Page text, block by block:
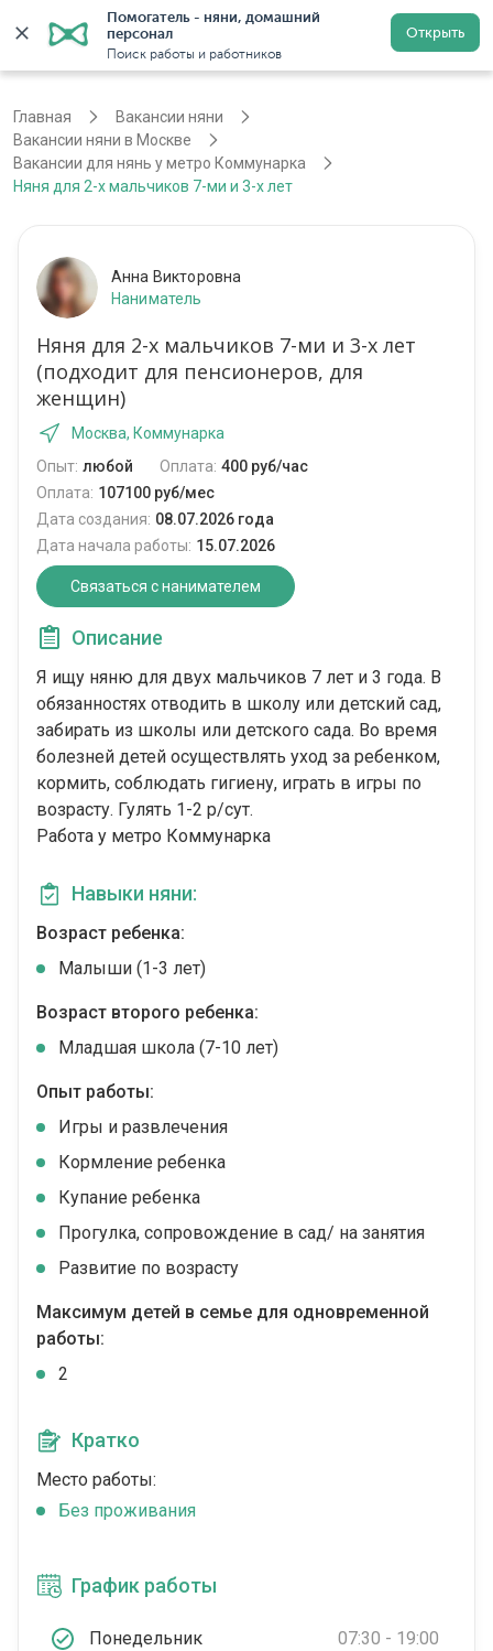
Помогатель - няни, домашний
персонал
Поиск работы и работников
Открыть
Регистрация
Главная
Вакансии няни
Вакансии няни в Москве
Вакансии для нянь у метро Коммунарка
Няня для 2-х мальчиков 7-ми и 3-х лет
Анна Викторовна
Наниматель
Няня для 2-х мальчиков 7-ми и 3-х лет
(подходит для пенсионеров, для
женщин)
Москва, Коммунарка
Опыт: любой Оплата: 400 руб/час
Оплата: 107100 руб/мес
Дата создания: 08.07.2026 года
Дата начала работы: 15.07.2026
Связаться с нанимателем
Описание
Я ищу няню для двух мальчиков 7 лет и 3 года. В
обязанностях отводить в школу или детский сад,
забирать из школы или детского сада. Во время
болезней детей осуществлять уход за ребенком,
кормить, соблюдать гигиену, играть в игры по
возрасту. Гулять 1-2 р/сут.
Работа у метро Коммунарка
Навыки няни:
Возраст ребенка:
Малыши (1-3 лет)
Возраст второго ребенка:
Младшая школа (7-10 лет)
Опыт работы:
Игры и развлечения
Кормление ребенка
Купание ребенка
Прогулка, сопровождение в сад/ на занятия
Развитие по возрасту
Максимум детей в семье для одновременной
работы:
2
Кратко
Место работы:
Без проживания
График работы
Понедельник 07:30 - 19:00